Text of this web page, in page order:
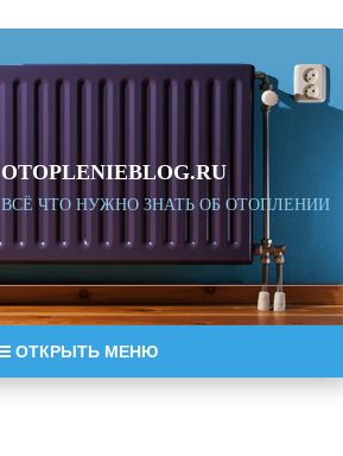
OTOPLENIEBLOG.RU
ВСЁ ЧТО НУЖНО ЗНАТЬ ОБ ОТОПЛЕНИИ
ОТКРЫТЬ МЕНЮ